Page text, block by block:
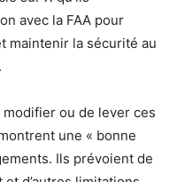
avec la FAA pour
maintenir la sécurité au
ou de lever ces
une « bonne
Ils prévoient de